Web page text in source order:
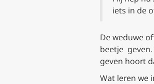
iets in de
De weduwe
beetje
geven hoort
Wat leren we